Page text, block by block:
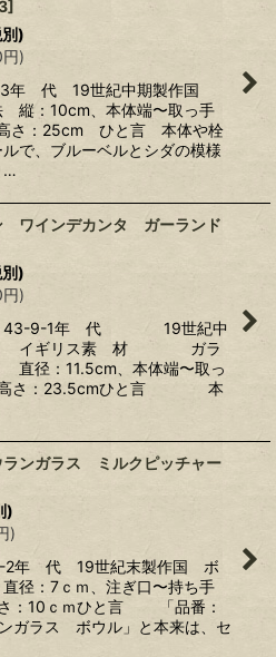
]
)
円)
代 19世紀中期製作国
縦：10cm、本体端〜取っ手
さ：25cm ひと言 本体や栓
で、ブルーベルとシダの模様
…
ワインデカンタ ガーランド
)
円)
1年 代 19世紀中
ギリス素 材 ガラ
11.5cm、本体端〜取っ
高さ：23.5cmひと言 本
ンガラス ミルクピッチャー
)
)
年 代 19世紀末製作国 ボ
：7ｃｍ、注ぎ口〜持ち手
：10ｃｍひと言 「品番：
ガラス ボウル」と本来は、セ